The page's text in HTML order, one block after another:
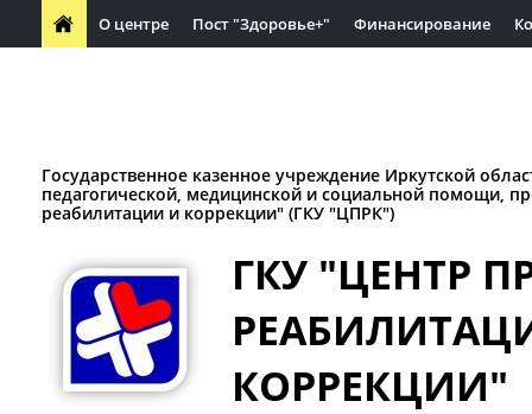
О центре Пост "Здоровье+" Финансирование
Государственное казенное учреждение Иркутской
педагогической, медицинской и социальной помощи,
реабилитации и коррекции" (ГКУ "ЦПРК")
ГКУ "ЦЕНТР
КОРРЕКЦИИ"